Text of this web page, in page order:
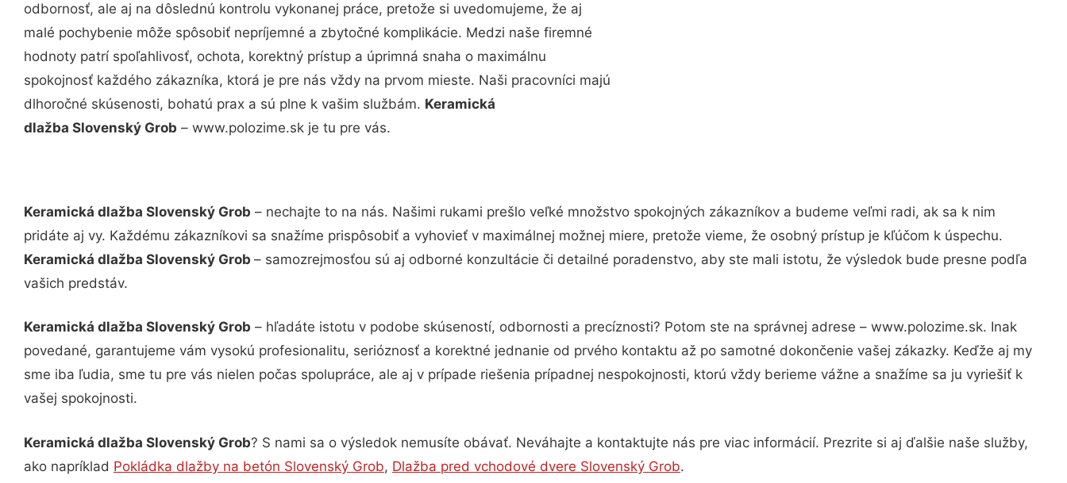
odbornosť, ale aj na dôslednú kontrolu vykonanej práce, pretože si uvedomujeme, že aj
malé pochybenie môže spôsobiť nepríjemné a zbytočné komplikácie. Medzi naše firemné
hodnoty patrí spoľahlivosť, ochota, korektný prístup a úprimná snaha o maximálnu
spokojnosť každého zákazníka, ktorá je pre nás vždy na prvom mieste. Naši pracovníci majú
dlhoročné skúsenosti, bohatú prax a sú plne k vašim službám. Keramická
dlažba Slovenský Grob – www.polozime.sk je tu pre vás.
Keramická dlažba Slovenský Grob – nechajte to na nás. Našimi rukami prešlo veľké množstvo spokojných zákazníkov a budeme veľmi radi, ak sa k nim
pridáte aj vy. Každému zákazníkovi sa snažíme prispôsobiť a vyhovieť v maximálnej možnej miere, pretože vieme, že osobný prístup je kľúčom k úspechu.
Keramická dlažba Slovenský Grob – samozrejmosťou sú aj odborné konzultácie či detailné poradenstvo, aby ste mali istotu, že výsledok bude presne podľa
vašich predstáv.
Keramická dlažba Slovenský Grob – hľadáte istotu v podobe skúseností, odbornosti a precíznosti? Potom ste na správnej adrese – www.polozime.sk. Inak
povedané, garantujeme vám vysokú profesionalitu, serióznosť a korektné jednanie od prvého kontaktu až po samotné dokončenie vašej zákazky. Keďže aj my
sme iba ľudia, sme tu pre vás nielen počas spolupráce, ale aj v prípade riešenia prípadnej nespokojnosti, ktorú vždy berieme vážne a snažíme sa ju vyriešiť k
vašej spokojnosti.
Keramická dlažba Slovenský Grob? S nami sa o výsledok nemusíte obávať. Neváhajte a kontaktujte nás pre viac informácií. Prezrite si aj ďalšie naše služby,
ako napríklad Pokládka dlažby na betón Slovenský Grob, Dlažba pred vchodové dvere Slovenský Grob.